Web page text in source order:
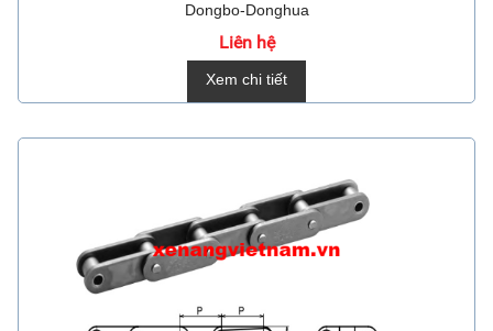
Dongbo-Donghua
Liên hệ
Xem chi tiết